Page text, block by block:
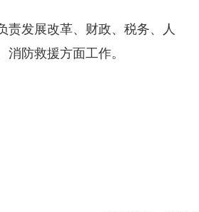
责发展改革、财政、税务、人
防救援方面工作。